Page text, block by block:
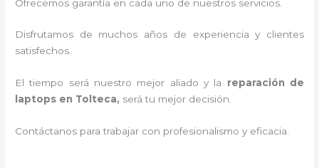
Ofrecemos garantía en cada uno de nuestros servicios.
Disfrutamos de muchos años de experiencia y clientes
satisfechos.
El tiempo será nuestro mejor aliado y la reparación de
laptops en Tolteca, será tu mejor decisión.
Contáctanos para trabajar con profesionalismo y eficacia.